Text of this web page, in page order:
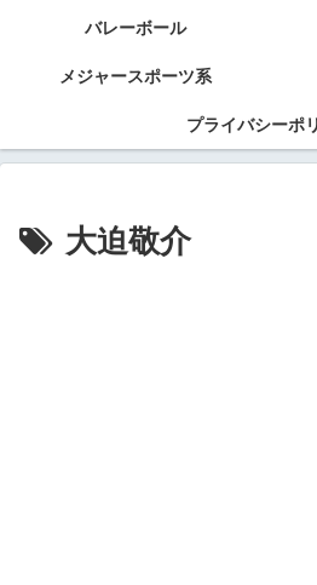
バレーボール
メジャースポーツ系
プライバシーポ
大迫敬介